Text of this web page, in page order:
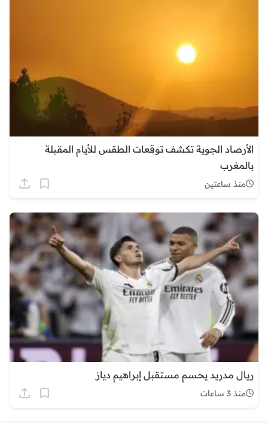
الأرصاد الجوية تكشف توقعات الطقس للأيام المقبلة
بالمغرب
منذ ساعتين
ريال مدريد يحسم مستقبل إبراهيم دياز
منذ 3 ساعات